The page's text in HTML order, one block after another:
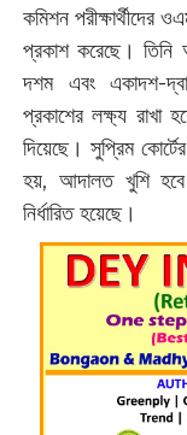
কমিশন
প্রকাশ করেছে।
দশম এবং একাদশ-
প্রকাশের লক্ষ্য রাখা
দিয়েছে। সুপ্রিম
হয়, আদালত খুশি
নির্ধারিত হয়েছে।